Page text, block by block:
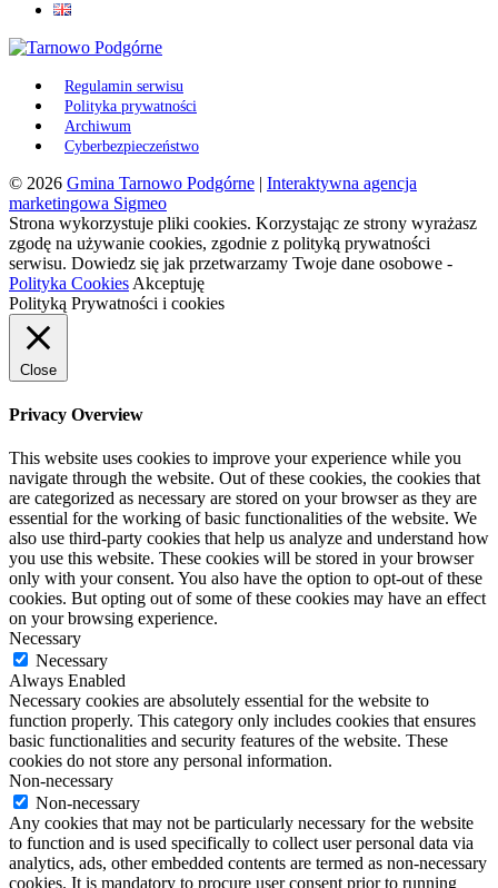
Regulamin serwisu
Polityka prywatności
Archiwum
Cyberbezpieczeństwo
© 2026 Gmina Tarnowo Podgórne | Interaktywna agencja
marketingowa Sigmeo
Strona wykorzystuje pliki cookies. Korzystając ze strony wyrażasz
zgodę na używanie cookies, zgodnie z polityką prywatności
serwisu. Dowiedz się jak przetwarzamy Twoje dane osobowe -
Polityka Cookies Akceptuję
Polityką Prywatności i cookies
Close
Privacy Overview
This website uses cookies to improve your experience while you
navigate through the website. Out of these cookies, the cookies that
are categorized as necessary are stored on your browser as they are
essential for the working of basic functionalities of the website. We
also use third-party cookies that help us analyze and understand how
you use this website. These cookies will be stored in your browser
only with your consent. You also have the option to opt-out of these
cookies. But opting out of some of these cookies may have an effect
on your browsing experience.
Necessary
Necessary
Always Enabled
Necessary cookies are absolutely essential for the website to
function properly. This category only includes cookies that ensures
basic functionalities and security features of the website. These
cookies do not store any personal information.
Non-necessary
Non-necessary
Any cookies that may not be particularly necessary for the website
to function and is used specifically to collect user personal data via
analytics, ads, other embedded contents are termed as non-necessary
cookies. It is mandatory to procure user consent prior to running